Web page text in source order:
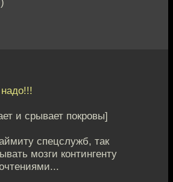
и срывает покровы]
спецслужб, так
мозги контингенту